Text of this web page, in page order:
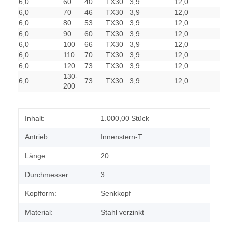
6,0
70 46 TX30 3,9
12,0
6,0
80 53 TX30 3,9
12,0
6,0
90 60 TX30 3,9
12,0
6,0
100 66 TX30 3,9
12,0
6,0
110 70 TX30 3,9
12,0
6,0
120 73 TX30 3,9
12,0
6,0
130-
200
73 TX30 3,9 12,0
Produkteigenschaft
Wert
Inhalt: 1.000,00 Stück
Antrieb: Innenstern-T
Länge: 20
Durchmesser: 3
Kopfform: Senkkopf
Material: Stahl verzinkt